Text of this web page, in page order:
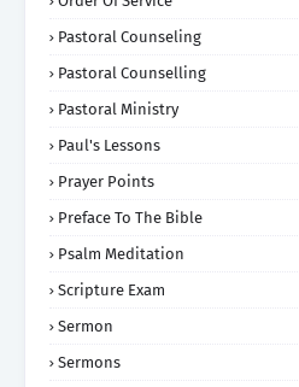
Pastoral Counseling
Pastoral Counselling
Pastoral Ministry
Paul's Lessons
Prayer Points
Preface To The Bible
Psalm Meditation
Scripture Exam
Sermon
Sermons